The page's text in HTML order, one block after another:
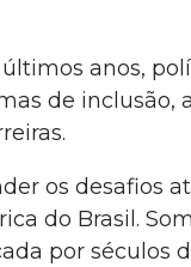
anos,
de inclusão,
os desafios
do Brasil.
por séculos